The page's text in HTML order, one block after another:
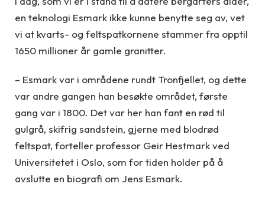
en teknologi Esmark ikke kunne benytte seg av, vet
vi at kvarts- og feltspatkornene stammer fra opptil
1650 millioner år gamle granitter.
– Esmark var i områdene rundt Tronfjellet, og dette
var andre gangen han besøkte området, første
gang var i 1800. Det var her han fant en rød til
gulgrå, skifrig sandstein, gjerne med blodrød
feltspat, forteller professor Geir Hestmark ved
Universitetet i Oslo, som for tiden holder på å
avslutte en biografi om Jens Esmark.